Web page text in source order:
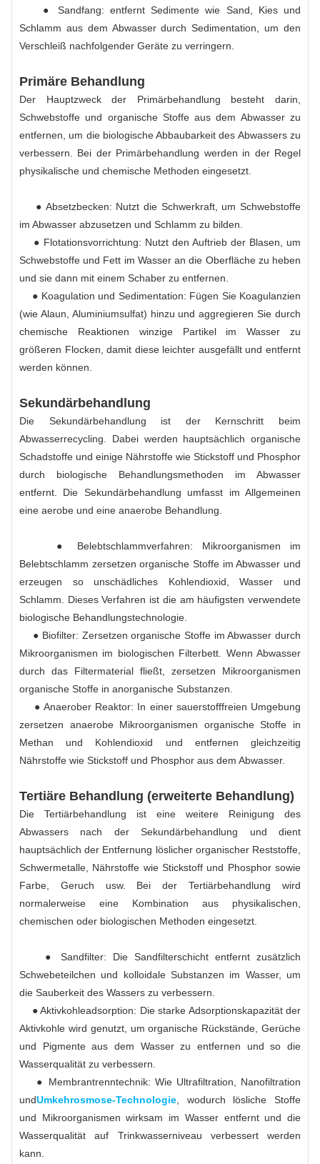
● Sandfang: entfernt Sedimente wie Sand, Kies und
Schlamm aus dem Abwasser durch Sedimentation, um den
Verschleiß nachfolgender Geräte zu verringern.
Primäre Behandlung
Der Hauptzweck der Primärbehandlung besteht darin,
Schwebstoffe und organische Stoffe aus dem Abwasser zu
entfernen, um die biologische Abbaubarkeit des Abwassers zu
verbessern. Bei der Primärbehandlung werden in der Regel
physikalische und chemische Methoden eingesetzt.
● Absetzbecken: Nutzt die Schwerkraft, um Schwebstoffe
im Abwasser abzusetzen und Schlamm zu bilden.
● Flotationsvorrichtung: Nutzt den Auftrieb der Blasen, um
Schwebstoffe und Fett im Wasser an die Oberfläche zu heben
und sie dann mit einem Schaber zu entfernen.
● Koagulation und Sedimentation: Fügen Sie Koagulanzien
(wie Alaun, Aluminiumsulfat) hinzu und aggregieren Sie durch
chemische Reaktionen winzige Partikel im Wasser zu
größeren Flocken, damit diese leichter ausgefällt und entfernt
werden können.
Sekundärbehandlung
Die Sekundärbehandlung ist der Kernschritt beim
Abwasserrecycling. Dabei werden hauptsächlich organische
Schadstoffe und einige Nährstoffe wie Stickstoff und Phosphor
durch biologische Behandlungsmethoden im Abwasser
entfernt. Die Sekundärbehandlung umfasst im Allgemeinen
eine aerobe und eine anaerobe Behandlung.
● Belebtschlammverfahren: Mikroorganismen im
Belebtschlamm zersetzen organische Stoffe im Abwasser und
erzeugen so unschädliches Kohlendioxid, Wasser und
Schlamm. Dieses Verfahren ist die am häufigsten verwendete
biologische Behandlungstechnologie.
● Biofilter: Zersetzen organische Stoffe im Abwasser durch
Mikroorganismen im biologischen Filterbett. Wenn Abwasser
durch das Filtermaterial fließt, zersetzen Mikroorganismen
organische Stoffe in anorganische Substanzen.
● Anaerober Reaktor: In einer sauerstofffreien Umgebung
zersetzen anaerobe Mikroorganismen organische Stoffe in
Methan und Kohlendioxid und entfernen gleichzeitig
Nährstoffe wie Stickstoff und Phosphor aus dem Abwasser.
Tertiäre Behandlung (erweiterte Behandlung)
Die Tertiärbehandlung ist eine weitere Reinigung des
Abwassers nach der Sekundärbehandlung und dient
hauptsächlich der Entfernung löslicher organischer Reststoffe,
Schwermetalle, Nährstoffe wie Stickstoff und Phosphor sowie
Farbe, Geruch usw. Bei der Tertiärbehandlung wird
normalerweise eine Kombination aus physikalischen,
chemischen oder biologischen Methoden eingesetzt.
● Sandfilter: Die Sandfilterschicht entfernt zusätzlich
Schwebeteilchen und kolloidale Substanzen im Wasser, um
die Sauberkeit des Wassers zu verbessern.
● Aktivkohleadsorption: Die starke Adsorptionskapazität der
Aktivkohle wird genutzt, um organische Rückstände, Gerüche
und Pigmente aus dem Wasser zu entfernen und so die
Wasserqualität zu verbessern.
● Membrantrenntechnik: Wie Ultrafiltration, Nanofiltration
undUmkehrosmose-Technologie , wodurch lösliche Stoffe
und Mikroorganismen wirksam im Wasser entfernt und die
Wasserqualität auf Trinkwasserniveau verbessert werden
kann.